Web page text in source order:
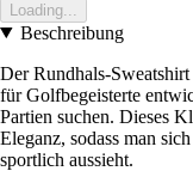
Loading...
Beschreibung
Der Rundhals-
für Golfbegeisterte
Partien suchen. Dieses
Eleganz, sodass man
sportlich aussieht.